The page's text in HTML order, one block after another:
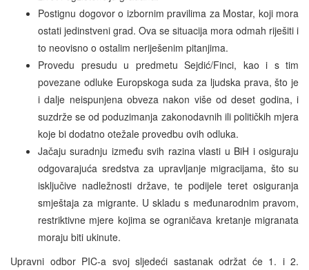
Postignu dogovor o izbornim pravilima za Mostar, koji mora
ostati jedinstveni grad. Ova se situacija mora odmah riješiti i
to neovisno o ostalim neriješenim pitanjima.
Provedu presudu u predmetu Sejdić/Finci, kao i s tim
povezane odluke Europskoga suda za ljudska prava, što je
i dalje neispunjena obveza nakon više od deset godina, i
suzdrže se od poduzimanja zakonodavnih ili političkih mjera
koje bi dodatno otežale provedbu ovih odluka.
Jačaju suradnju između svih razina vlasti u BiH i osiguraju
odgovarajuća sredstva za upravljanje migracijama, što su
isključive nadležnosti države, te podijele teret osiguranja
smještaja za migrante. U skladu s međunarodnim pravom,
restriktivne mjere kojima se ograničava kretanje migranata
moraju biti ukinute.
Upravni odbor PIC-a svoj sljedeći sastanak održat će 1. i 2.